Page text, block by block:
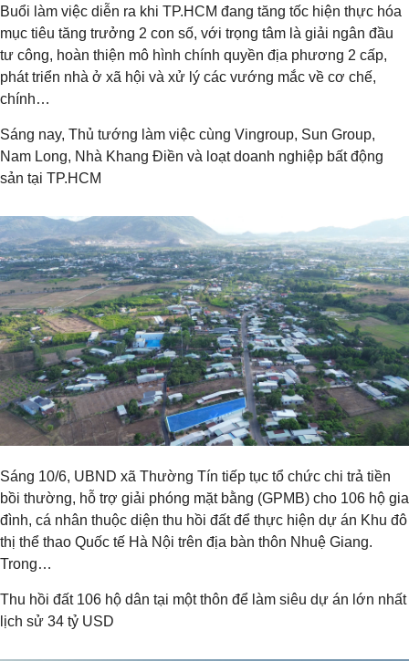
Buổi làm việc diễn ra khi TP.HCM đang tăng tốc hiện thực hóa
mục tiêu tăng trưởng 2 con số, với trọng tâm là giải ngân đầu
tư công, hoàn thiện mô hình chính quyền địa phương 2 cấp,
phát triển nhà ở xã hội và xử lý các vướng mắc về cơ chế,
chính…
Sáng nay, Thủ tướng làm việc cùng Vingroup, Sun Group,
Nam Long, Nhà Khang Điền và loạt doanh nghiệp bất động
sản tại TP.HCM
Sáng 10/6, UBND xã Thường Tín tiếp tục tổ chức chi trả tiền
bồi thường, hỗ trợ giải phóng mặt bằng (GPMB) cho 106 hộ gia
đình, cá nhân thuộc diện thu hồi đất để thực hiện dự án Khu đô
thị thể thao Quốc tế Hà Nội trên địa bàn thôn Nhuệ Giang.
Trong…
Thu hồi đất 106 hộ dân tại một thôn để làm siêu dự án lớn nhất
lịch sử 34 tỷ USD